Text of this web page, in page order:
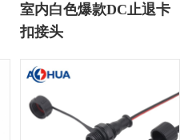
室内白色爆款DC止退卡
扣接头